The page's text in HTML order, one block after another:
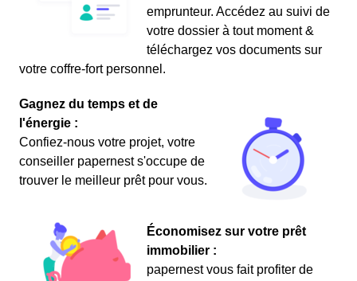
emprunteur. Accédez au suivi de
votre dossier à tout moment &
téléchargez vos documents sur
votre coffre-fort personnel.
Gagnez du temps et de
l'énergie :
Confiez-nous votre projet, votre
conseiller papernest s'occupe de
trouver le meilleur prêt pour vous.
Économisez sur votre prêt
immobilier :
papernest vous fait profiter de